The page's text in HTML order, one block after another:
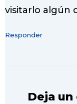
visitarlo algún
Responder
Deja